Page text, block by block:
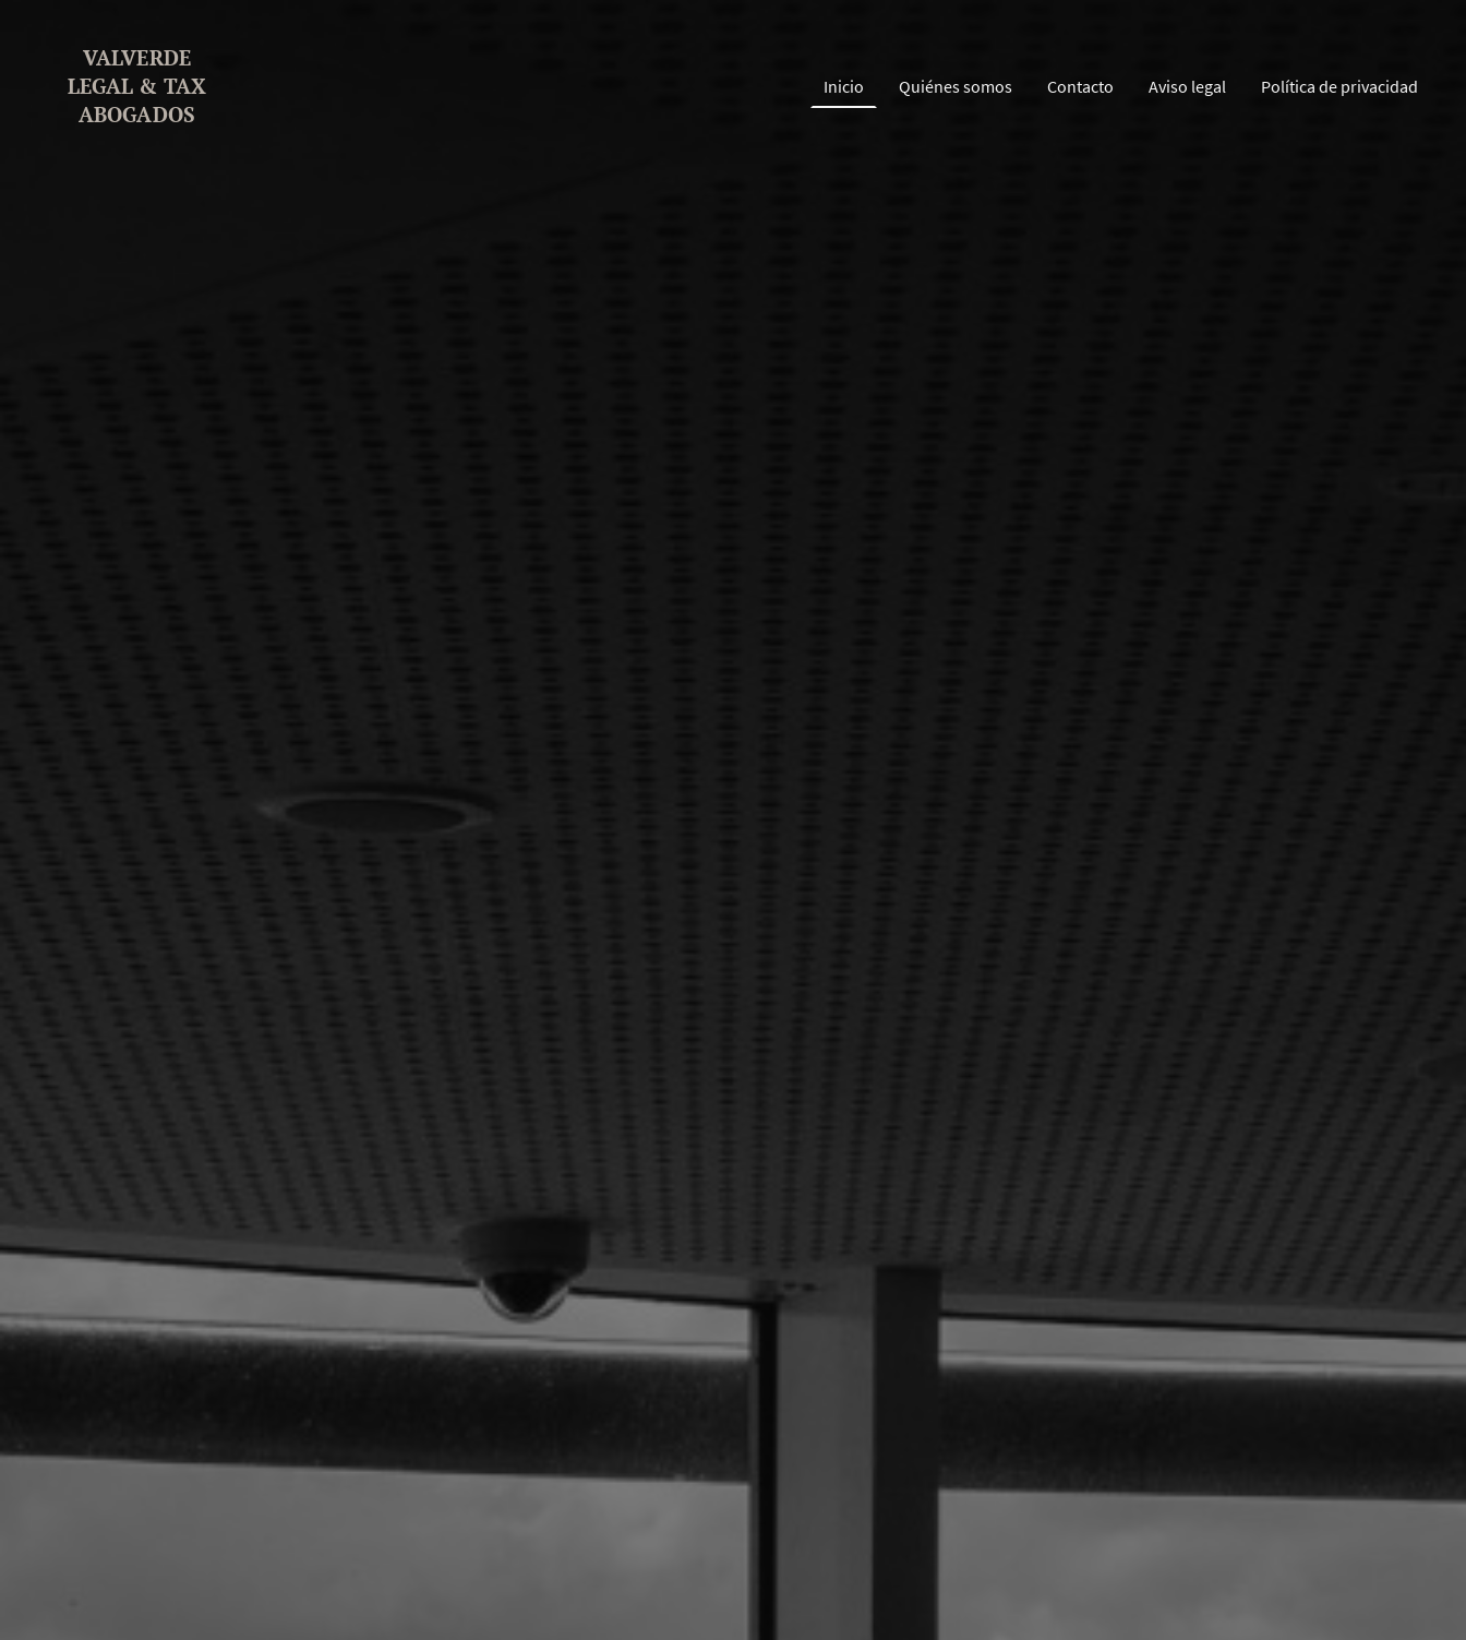
VALVERDE
LEGAL & TAX
ABOGADOS
Inicio Quiénes somos Contacto Aviso legal Política de privacidad